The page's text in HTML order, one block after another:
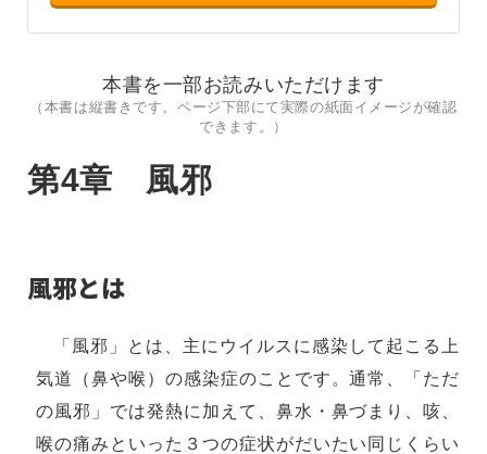
本書を一部お読みいただけます
（本書は縦書きです。ページ下部にて実際の紙面イメージが確認
できます。）
第4章 風邪
風邪とは
「風邪」とは、主にウイルスに感染して起こる上
気道（鼻や喉）の感染症のことです。通常、「ただ
の風邪」では発熱に加えて、鼻水・鼻づまり、咳、
喉の痛みといった３つの症状がだいたい同じくらい